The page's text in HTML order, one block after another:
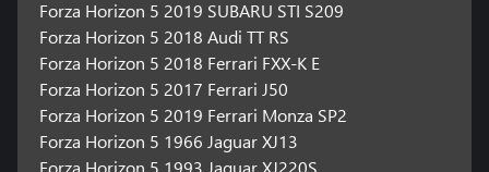
Forza Horizon 5 2019 SUBARU STI S209
Forza Horizon 5 2018 Audi TT RS
Forza Horizon 5 2018 Ferrari FXX-K E
Forza Horizon 5 2017 Ferrari J50
Forza Horizon 5 2019 Ferrari Monza SP2
Forza Horizon 5 1966 Jaguar XJ13